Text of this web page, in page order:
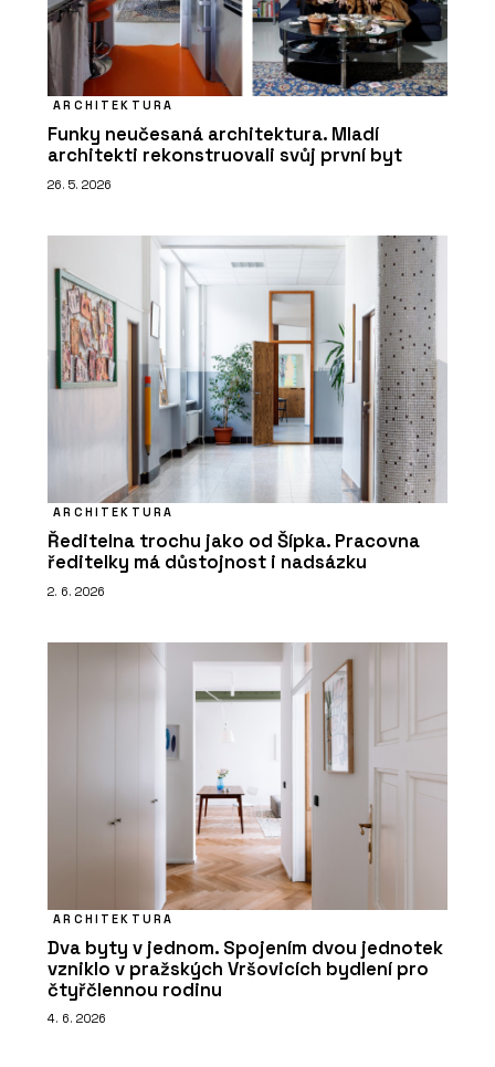
ARCHITEKTURA
Funky neučesaná architektura. Mladí
architekti rekonstruovali svůj první byt
26. 5. 2026
ARCHITEKTURA
Ředitelna trochu jako od Šípka. Pracovna
ředitelky má důstojnost i nadsázku
2. 6. 2026
ARCHITEKTURA
Dva byty v jednom. Spojením dvou jednotek
vzniklo v pražských Vršovicích bydlení pro
čtyřčlennou rodinu
4. 6. 2026